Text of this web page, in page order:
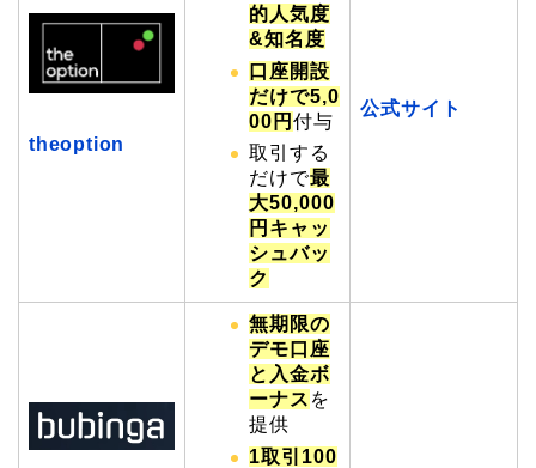
theoption
的人気度
&知名度
口座開設
だけで5,0
00円 付与
取引する
だけで最
大50,000
円キャッ
シュバッ
ク
公式サイト
無期限の
デモ口座
と入金ボ
ーナス を
提供
1取引100